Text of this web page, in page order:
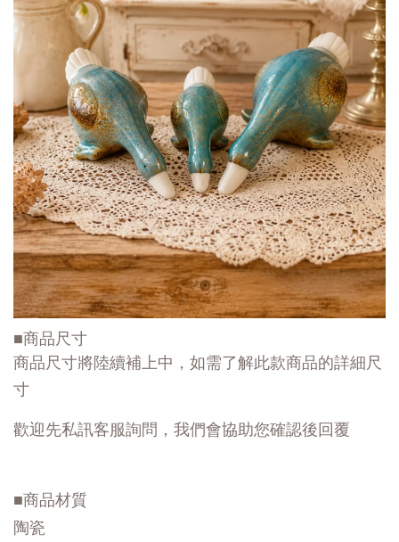
■商品尺寸
商品尺寸將陸續補上中，如需了解此款商品的詳細尺
寸
歡迎先私訊客服詢問，我們會協助您確認後回覆
■商品材質
陶瓷